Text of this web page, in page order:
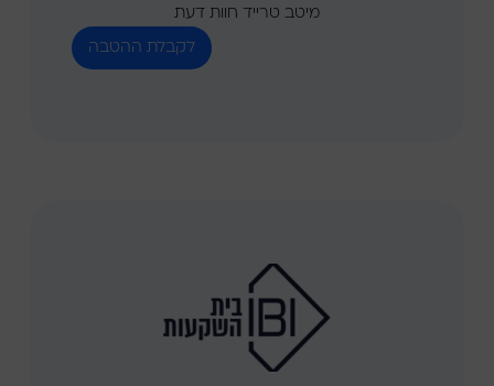
מיטב טרייד חוות דעת